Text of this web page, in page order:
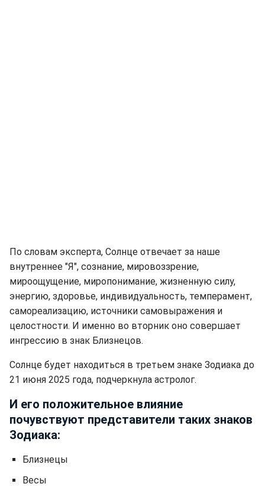
По словам эксперта, Солнце отвечает за наше
внутреннее "Я", сознание, мировоззрение,
мироощущение, миропонимание, жизненную силу,
энергию, здоровье, индивидуальность, темперамент,
самореализацию, источники самовыражения и
целостности. И именно во вторник оно совершает
ингрессию в знак Близнецов️.
Солнце будет находиться в третьем знаке Зодиака до
21 июня 2025 года, подчеркнула астролог.
И его положительное влияние
почувствуют представители таких знаков
Зодиака:
Близнецы
Весы